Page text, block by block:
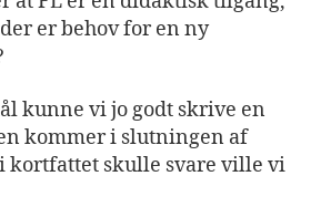
er behov for en ny
kunne vi jo godt skrive en
kommer i slutningen af
kortfattet skulle svare ville vi